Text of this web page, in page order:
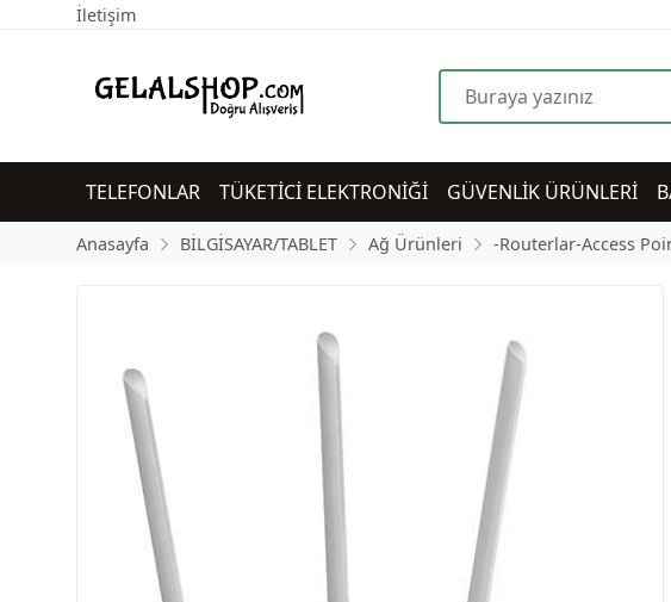
İletişim
TELEFONLAR TÜKETİCİ ELEKTRONİĞİ GÜVENLİK ÜRÜNLERİ
Anasayfa BİLGİSAYAR/TABLET Ağ Ürünleri -Routerlar-Access